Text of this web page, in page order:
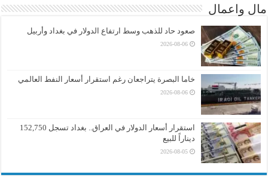
مال واعمال
صعود حاد للذهب وسط ارتفاع الدولار في بغداد وأربيل
2026-08-06
خاما البصرة يتراجعان رغم استقرار أسعار النفط العالمي
2026-08-06
استقرار أسعار الدولار في العراق.. بغداد تسجل 152,750
ديناراً للبيع
2026-08-05